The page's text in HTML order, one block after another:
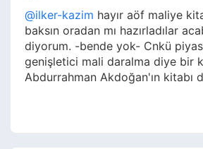
@ilker-kazim hayır aöf maliye
baksın oradan mı hazırladılar
diyorum. -bende yok- Cnkü
genişletici mali daralma diye bir
Abdurrahman Akdoğan'ın kitabı